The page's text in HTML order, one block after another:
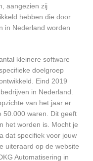
aangezien zij
hebben die door
in Nederland worden
kleinere software
doelgroep
Eind 2019
in Nederland.
van het jaar er
50.000 waren. Dit geeft
het worden is. Mocht je
dat specifiek voor jouw
uiteraard op de website
Automatisering in